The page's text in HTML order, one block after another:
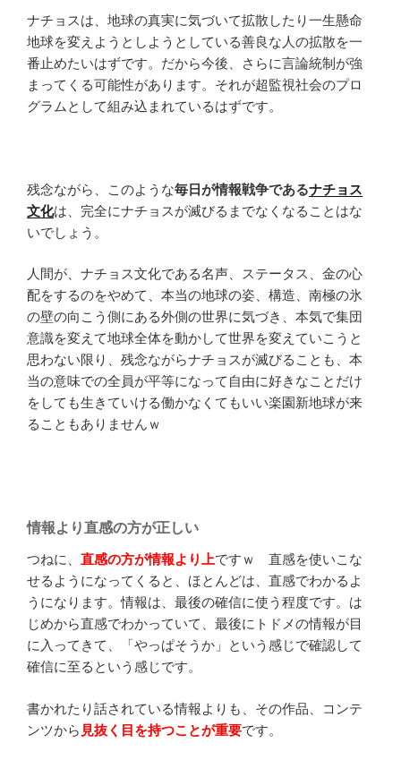
ナチョスは、地球の真実に気づいて拡散したり一生懸命
地球を変えようとしようとしている善良な人の拡散を一
番止めたいはずです。だから今後、さらに言論統制が強
まってくる可能性があります。それが超監視社会のプロ
グラムとして組み込まれているはずです。
残念ながら、このような毎日が情報戦争であるナチョス
文化は、完全にナチョスが滅びるまでなくなることはな
いでしょう。
人間が、ナチョス文化である名声、ステータス、金の心
配をするのをやめて、本当の地球の姿、構造、南極の氷
の壁の向こう側にある外側の世界に気づき、本気で集団
意識を変えて地球全体を動かして世界を変えていこうと
思わない限り、残念ながらナチョスが滅びることも、本
当の意味での全員が平等になって自由に好きなことだけ
をしても生きていける働かなくてもいい楽園新地球が来
ることもありませんｗ
情報より直感の方が正しい
つねに、 直感の方が情報より上ですｗ 直感を使いこな
せるようになってくると、ほとんどは、直感でわかるよ
うになります。情報は、最後の確信に使う程度です。は
じめから直感でわかっていて、最後にトドメの情報が目
に入ってきて、「やっぱそうか」という感じで確認して
確信に至るという感じです。
書かれたり話されている情報よりも、その作品、コンテ
ンツから 見抜く目を持つことが重要です。